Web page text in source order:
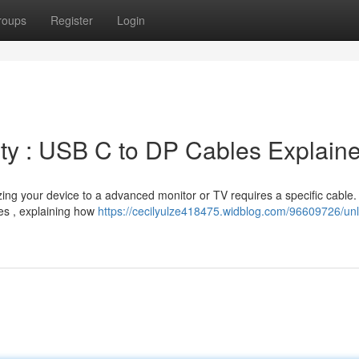
Register Login
: USB C to DP Cables
your device to a advanced monitor or TV requires a specific
, explaining how https://cecilyulze418475.widblog.com/96609726/